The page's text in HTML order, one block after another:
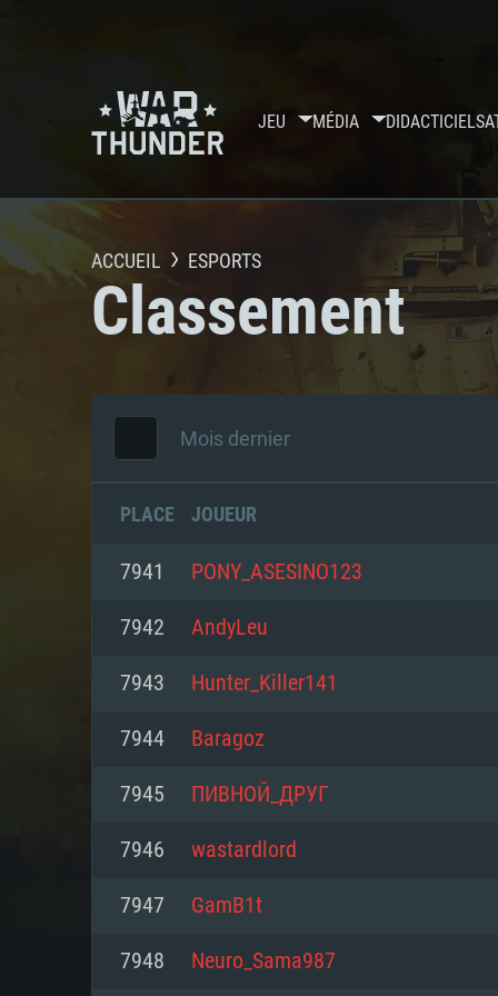
JEU MÉDIA DIDACTICIELS
ACCUEIL ESPORTS
Classement
Mois dernier
PLACE JOUEUR
7941 PONY_ASESINO123
7942 AndyLeu
7943 Hunter_Killer141
7944 Baragoz
7945 ПИВНОЙ_ДРУГ
7946 wastardlord
7947 GamB1t
7948 Neuro_Sama987